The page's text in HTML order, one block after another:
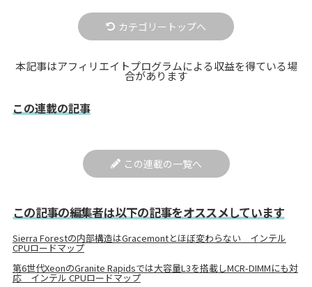
カテゴリートップへ
本記事はアフィリエイトプログラムによる収益を得ている場
合があります
この連載の記事
この連載の一覧へ
この記事の編集者は以下の記事をオススメしています
Sierra Forestの内部構造はGracemontとほぼ変わらない インテル
CPUロードマップ
第6世代XeonのGranite Rapidsでは大容量L3を搭載しMCR-DIMMにも対
応 インテル CPUロードマップ